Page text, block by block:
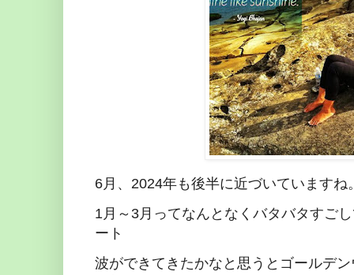
6月、2024年も後半に近づいていますね
1月～3月ってなんとなくバタバタすご
ート
波ができてきたかなと思うとゴールデ